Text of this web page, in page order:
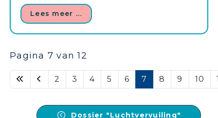
Lees meer …
Pagina 7 van 12
2 3 4 5 6 7 8 9 10
Dossier "Luchtvervuiling"